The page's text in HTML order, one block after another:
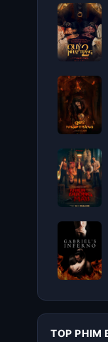
TOP PHIM